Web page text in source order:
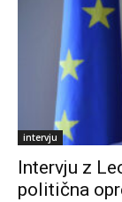
intervju
Intervju z
politična